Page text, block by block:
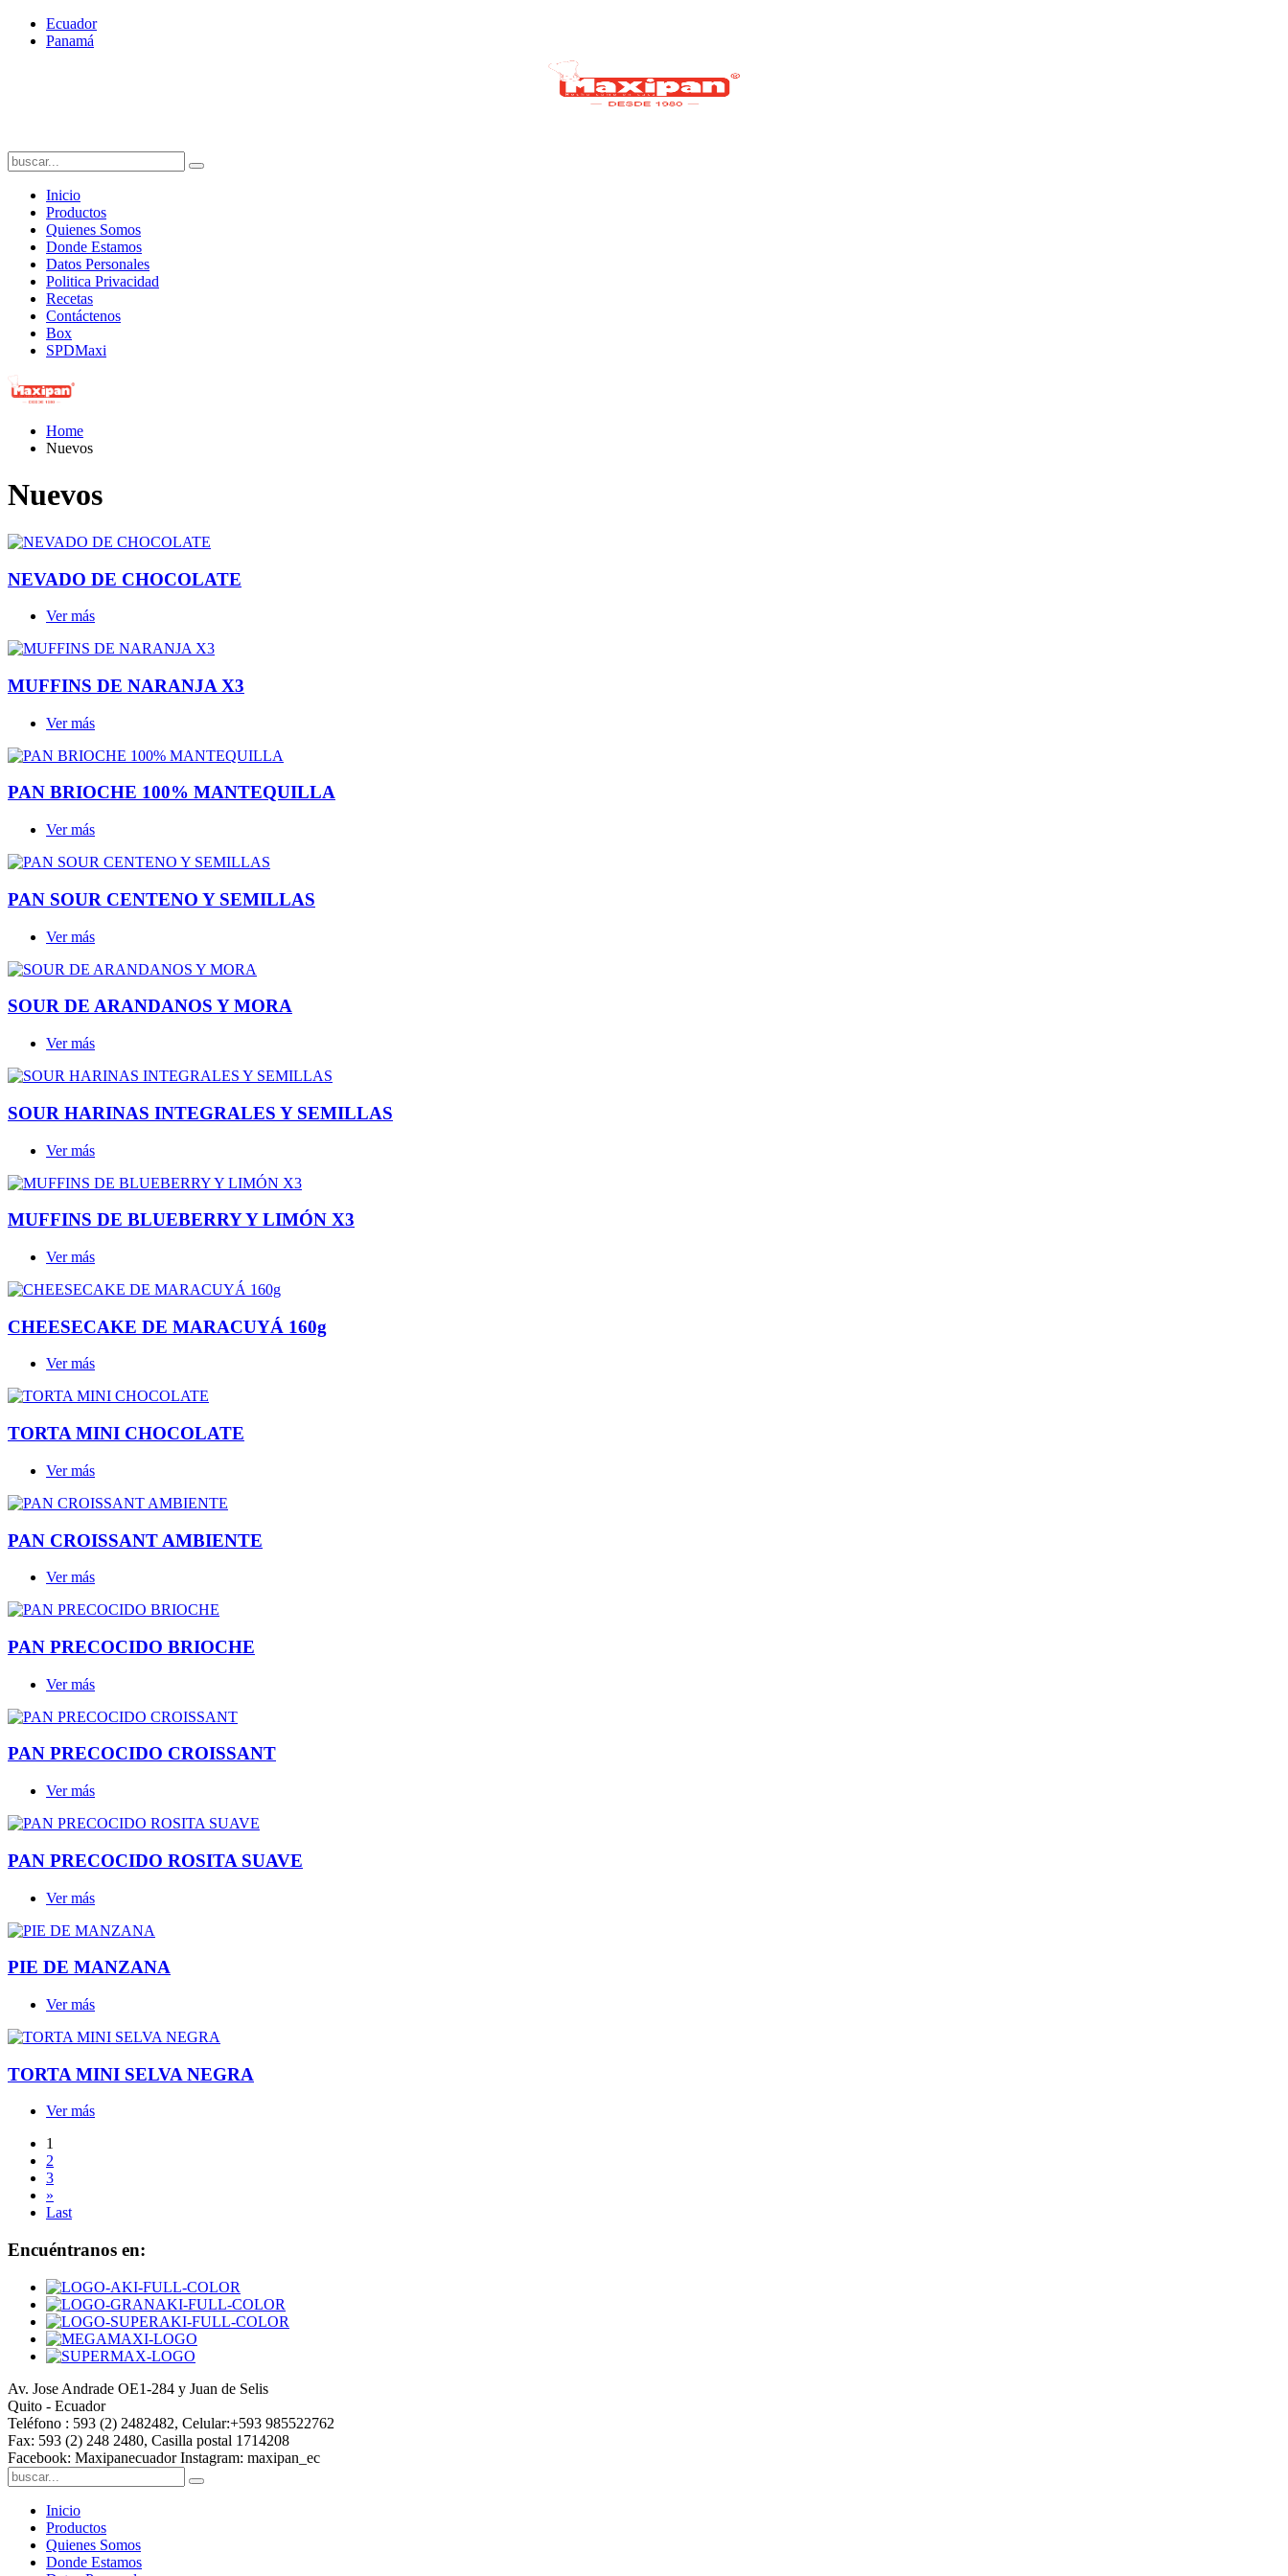
Ecuador
Panamá
Inicio
Productos
Quienes Somos
Donde Estamos
Datos Personales
Politica Privacidad
Recetas
Contáctenos
Box
SPDMaxi
Home
Nuevos
Nuevos
NEVADO DE CHOCOLATE
Ver más
MUFFINS DE NARANJA X3
Ver más
PAN BRIOCHE 100% MANTEQUILLA
Ver más
PAN SOUR CENTENO Y SEMILLAS
Ver más
SOUR DE ARANDANOS Y MORA
Ver más
SOUR HARINAS INTEGRALES Y SEMILLAS
Ver más
MUFFINS DE BLUEBERRY Y LIMÓN X3
Ver más
CHEESECAKE DE MARACUYÁ 160g
Ver más
TORTA MINI CHOCOLATE
Ver más
PAN CROISSANT AMBIENTE
Ver más
PAN PRECOCIDO BRIOCHE
Ver más
PAN PRECOCIDO CROISSANT
Ver más
PAN PRECOCIDO ROSITA SUAVE
Ver más
PIE DE MANZANA
Ver más
TORTA MINI SELVA NEGRA
Ver más
1
2
3
»
Last
Encuéntranos en:
Av. Jose Andrade OE1-284 y Juan de Selis
Quito - Ecuador
Teléfono : 593 (2) 2482482, Celular:+593 985522762
Fax: 593 (2) 248 2480, Casilla postal 1714208
Facebook: Maxipanecuador Instagram: maxipan_ec
Inicio
Productos
Quienes Somos
Donde Estamos